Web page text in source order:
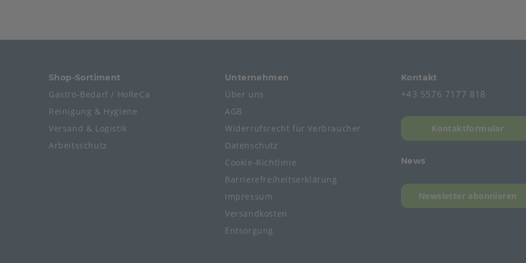
Shop-Sortiment
Gastro-Bedarf / HoReCa
Reinigung & Hygiene
Versand & Logistik
Arbeitsschutz
Unternehmen
Über uns
AGB
Widerrufsrecht für Verbraucher
Datenschutz
Cookie-Richtlinie
Barrierefreiheitserklärung
Impressum
Versandkosten
Entsorgung
Kontakt
+43 5576 7177 818
Kontaktformular
News
Newsletter abonnieren